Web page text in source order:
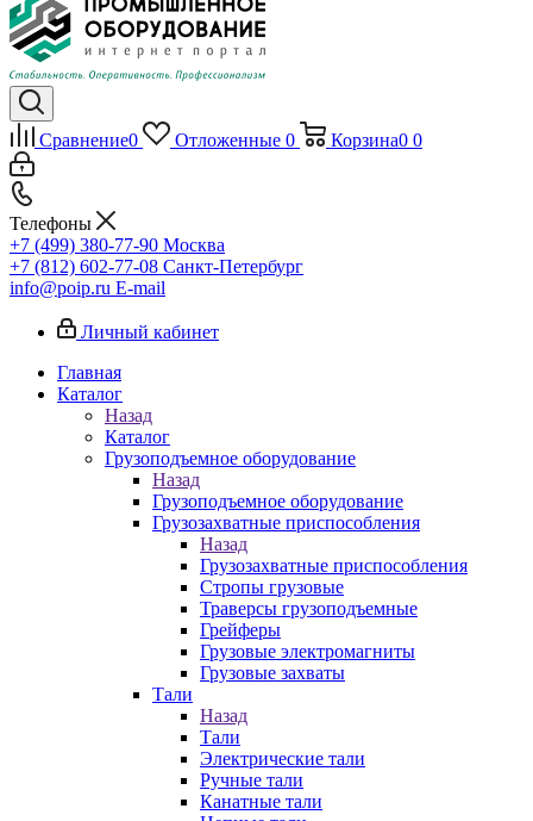
Сравнение0 Отложенные 0 Корзина0 0
Телефоны
+7 (499) 380-77-90 Москва
+7 (812) 602-77-08 Санкт-Петербург
info@poip.ru E-mail
Личный кабинет
Главная
Каталог
Назад
Каталог
Грузоподъемное оборудование
Назад
Грузоподъемное оборудование
Грузозахватные приспособления
Назад
Грузозахватные приспособления
Стропы грузовые
Траверсы грузоподъемные
Грейферы
Грузовые электромагниты
Грузовые захваты
Тали
Назад
Тали
Электрические тали
Ручные тали
Канатные тали